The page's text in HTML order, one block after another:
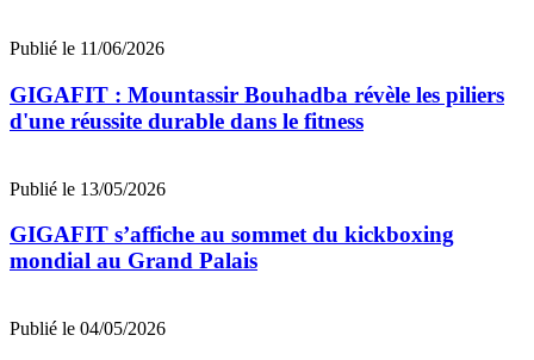
Publié le 11/06/2026
GIGAFIT : Mountassir Bouhadba révèle les piliers
d'une réussite durable dans le fitness
Publié le 13/05/2026
GIGAFIT s’affiche au sommet du kickboxing
mondial au Grand Palais
Publié le 04/05/2026